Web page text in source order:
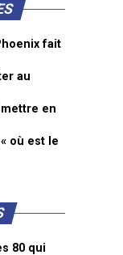
fait
au
en
où est le
80 qui